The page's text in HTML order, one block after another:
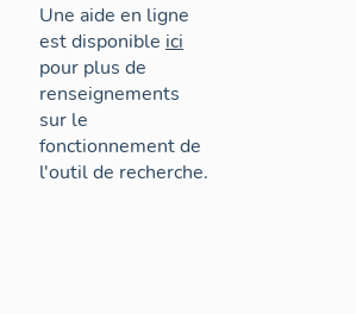
Une aide en ligne
est disponible ici
pour plus de
renseignements
sur le
fonctionnement de
l'outil de recherche.